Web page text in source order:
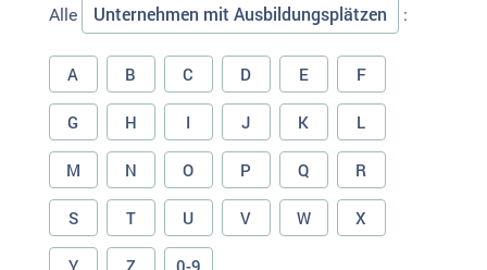
Alle Unternehmen mit Ausbildungsplätzen :
A B C D E F
G H I J K L
M N O P Q R
S T U V W X